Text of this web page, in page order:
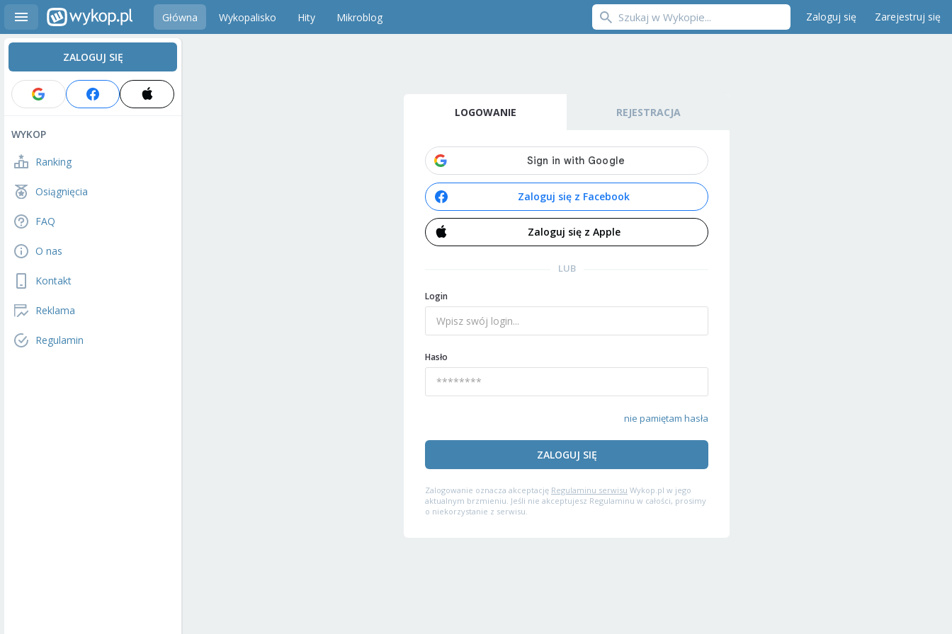
Główna Wykopalisko Hity Mikroblog Zaloguj się Zarejestruj się
ZALOGUJ SIĘ
WYKOP
Ranking
Osiągnięcia
FAQ
O nas
Kontakt
Reklama
Regulamin
LOGOWANIE REJESTRACJA
Zaloguj się z Facebook
Zaloguj się z Apple
LUB
Login
Hasło
nie pamiętam hasła
ZALOGUJ SIĘ
Zalogowanie oznacza akceptację Regulaminu serwisu Wykop.pl w jego
aktualnym brzmieniu. Jeśli nie akceptujesz Regulaminu w całości, prosimy
o niekorzystanie z serwisu.